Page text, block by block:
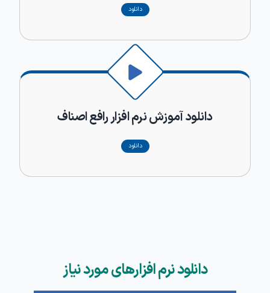
دانلود
دانلود آموزش نرم افزار رافع اصناف
دانلود
دانلود نرم افزارهای مورد نیاز